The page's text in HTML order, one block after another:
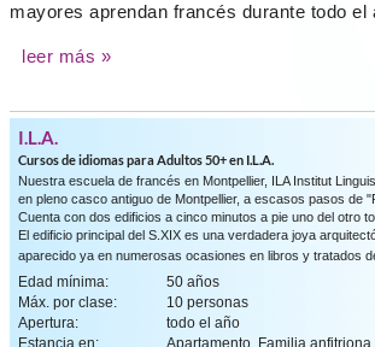
mayores aprendan francés durante todo el
leer más »
I.L.A.
Cursos de idiomas para Adultos 50+ en I.L.A.
Nuestra escuela de francés en Montpellier, ILA Institut
en pleno casco antiguo de Montpellier, a escasos pasos de
Cuenta con dos edificios a cinco minutos a pie uno del otro
El edificio principal del S.XIX es una verdadera joya
aparecido ya en numerosas ocasiones en libros y tratados
Edad mínima:
50 años
Máx. por clase:
10 personas
Apertura:
todo el año
Estancia en:
Apartamento, Familia